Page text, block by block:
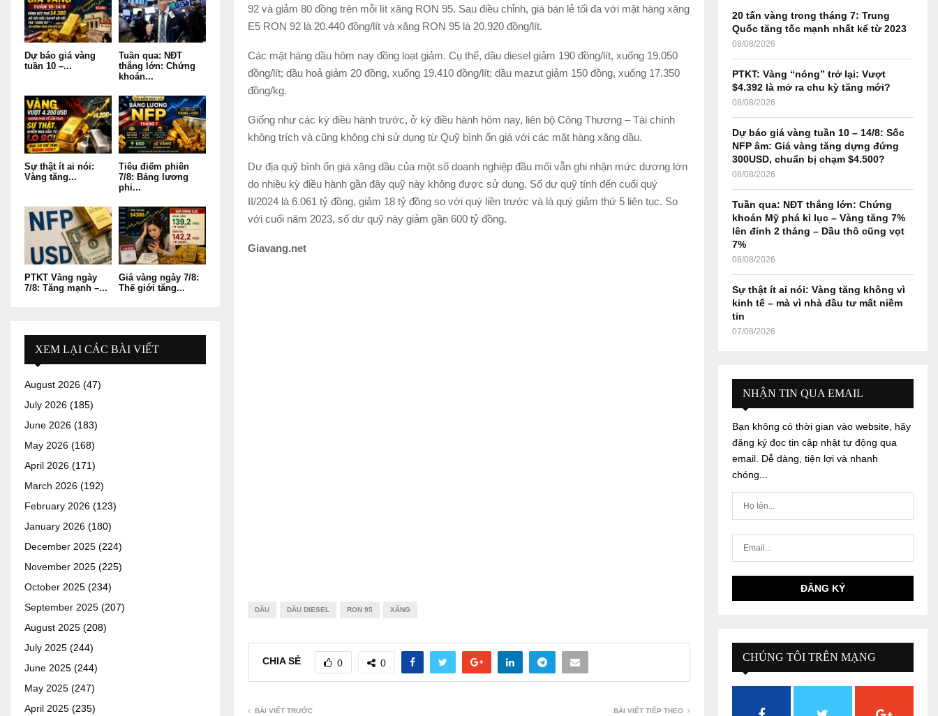
92 và giảm 80 đồng trên mỗi lít xăng RON 95. Sau điều chỉnh, giá bán lẻ tối đa với mặt hàng xăng
E5 RON 92 là 20.440 đồng/lít và xăng RON 95 là 20.920 đồng/lít.
Các mặt hàng dầu hôm nay đồng loạt giảm. Cụ thể, dầu diesel giảm 190 đồng/lít, xuống 19.050
đồng/lít; dầu hoả giảm 20 đồng, xuống 19.410 đồng/lít; dầu mazut giảm 150 đồng, xuống 17.350
đồng/kg.
Giống như các kỳ điều hành trước, ở kỳ điều hành hôm nay, liên bộ Công Thương – Tài chính
không trích và cũng không chi sử dụng từ Quỹ bình ổn giá với các mặt hàng xăng dầu.
Dư địa quỹ bình ổn giá xăng dầu của một số doanh nghiệp đầu mối vẫn ghi nhận mức dương lớn
do nhiều kỳ điều hành gần đây quỹ này không được sử dụng. Số dư quỹ tính đến cuối quý
II/2024 là 6.061 tỷ đồng, giảm 18 tỷ đồng so với quý liền trước và là quý giảm thứ 5 liên tục. So
với cuối năm 2023, số dư quỹ này giảm gần 600 tỷ đồng.
Giavang.net
DẦU DẦU DIESEL RON 95 XĂNG
CHIA SẺ 0 0
BÀI VIẾT TRƯỚC BÀI VIẾT TIẾP THEO
Dự báo giá vàng
tuần 10 –...
Tuần qua: NĐT
thắng lớn: Chứng
khoán...
Sự thật ít ai nói:
Vàng tăng...
Tiêu điểm phiên
7/8: Bảng lương
phi...
PTKT Vàng ngày
7/8: Tăng mạnh –...
Giá vàng ngày 7/8:
Thế giới tăng...
XEM LẠI CÁC BÀI VIẾT
August 2026 (47)
July 2026 (185)
June 2026 (183)
May 2026 (168)
April 2026 (171)
March 2026 (192)
February 2026 (123)
January 2026 (180)
December 2025 (224)
November 2025 (225)
October 2025 (234)
September 2025 (207)
August 2025 (208)
July 2025 (244)
June 2025 (244)
May 2025 (247)
April 2025 (235)
r
:
20 tấn vàng trong tháng 7: Trung
Quốc tăng tốc mạnh nhất kể từ 2023
08/08/2026
PTKT: Vàng “nóng” trở lại: Vượt
$4.392 là mở ra chu kỳ tăng mới?
08/08/2026
Dự báo giá vàng tuần 10 – 14/8: Sốc
NFP âm: Giá vàng tăng dựng đứng
300USD, chuẩn bị chạm $4.500?
08/08/2026
Tuần qua: NĐT thắng lớn: Chứng
khoán Mỹ phá kỉ lục – Vàng tăng 7%
lên đỉnh 2 tháng – Dầu thô cũng vọt
7%
08/08/2026
Sự thật ít ai nói: Vàng tăng không vì
kinh tế – mà vì nhà đầu tư mất niềm
tin
07/08/2026
NHẬN TIN QUA EMAIL
Bạn không có thời gian vào website, hãy
đăng ký đọc tin cập nhật tự động qua
email. Dễ dàng, tiện lợi và nhanh
chóng...
CHÚNG TÔI TRÊN MẠNG
XÃ HỘI